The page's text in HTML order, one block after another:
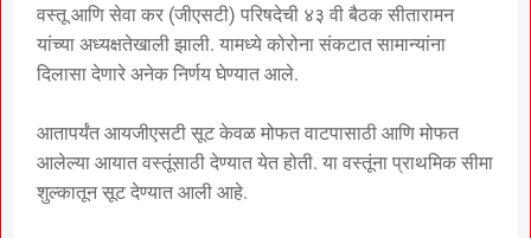
वस्तू आणि सेवा कर (जीएसटी) परिषदेची ४३ वी बैठक सीतारामन
यांच्या अध्यक्षतेखाली झाली. यामध्ये कोरोना संकटात सामान्यांना
दिलासा देणारे अनेक निर्णय घेण्यात आले.
आतापर्यंत आयजीएसटी सूट केवळ मोफत वाटपासाठी आणि मोफत
आलेल्या आयात वस्तूंसाठी देण्यात येत होती. या वस्तूंना प्राथमिक सीमा
शुल्कातून सूट देण्यात आली आहे.